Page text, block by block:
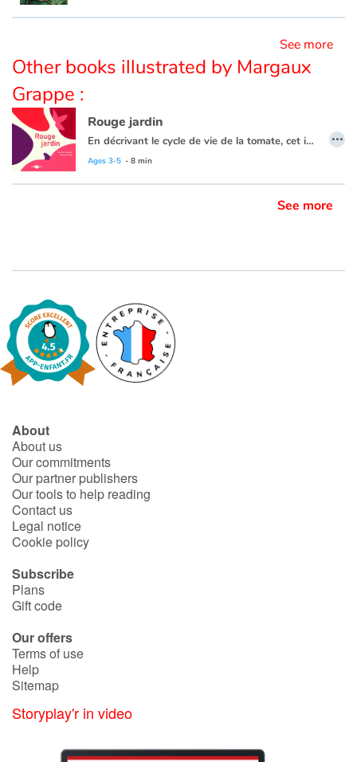
See more
Other books illustrated by Margaux
Grappe :
Rouge jardin
En décrivant le cycle de vie de la tomate, cet imagier ludique et interactif accompagne les plus jeunes enfants dans la découverte de la nature. Aide la pluie à tomber en tapotant, cherche les pucerons pour la coccinelle ou suit les rayons du soleil pour qu’ils arrivent jusqu’au fruit.
Informatif et ludique !
Ages 3-5 - 8 min
…
See more
About
About us
Our commitments
Our partner publishers
Our tools to help reading
Contact us
Legal notice
Cookie policy
Subscribe
Plans
Gift code
Our offers
Terms of use
Help
Sitemap
Storyplay'r in video